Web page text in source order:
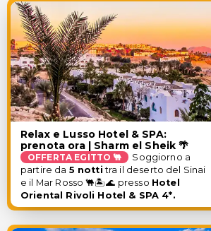
Relax e Lusso Hotel & SPA:
prenota ora | Sharm el Sheik 🌴
OFFERTA EGITTO 🐫
Soggiorno a
partire da 5 notti tra il deserto del Sinai
e il Mar Rosso 🐫🏝️🌊 presso Hotel
Oriental Rivoli Hotel & SPA 4*.